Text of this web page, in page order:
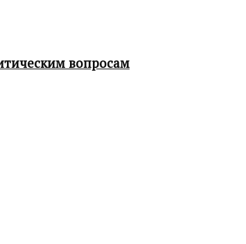
вопросам